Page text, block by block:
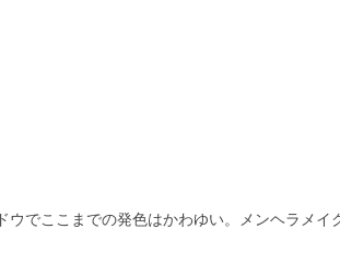
でここまでの発色はかわゆい。メンヘラメイ